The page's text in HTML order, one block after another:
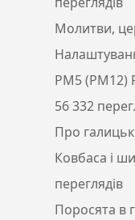
Молитви,
РМ5 (РМ12)
56 332
Про
Ковбаса і
переглядів
Поросята в